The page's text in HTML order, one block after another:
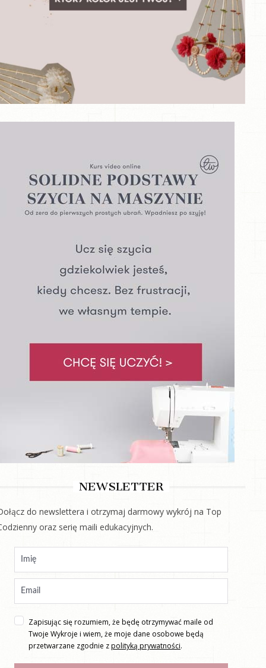
NEWSLETTER
do newslettera i otrzymaj darmowy wykrój na Top
oraz serię maili edukacyjnych.
Zapisując się rozumiem, że będę otrzymywać maile od
Twoje Wykroje i wiem, że moje dane osobowe będą
przetwarzane zgodnie zpolityką prywatności.